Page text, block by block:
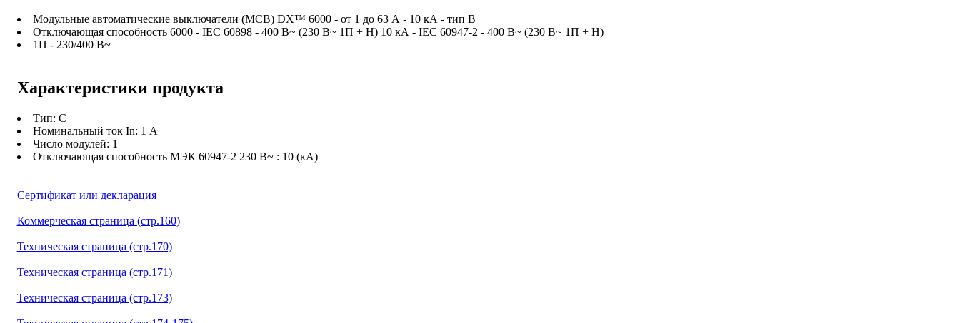
Модульные автоматические выключатели (MCB) DX™ 6000 - от 1 до 63 А - 10 кА - тип В
Отключающая способность 6000 - IEC 60898 - 400 В~ (230 В~ 1П + Н) 10 кА - IEC 60947-2 - 400 В~ (230 В~ 1П + Н)
1П - 230/400 В~
Характеристики продукта
Тип: C
Номинальный ток In: 1 А
Число модулей: 1
Отключающая способность МЭК 60947-2 230 В~ : 10 (кА)
Сертификат или декларация
Коммерческая страница (стр.160)
Техническая страница (стр.170)
Техническая страница (стр.171)
Техническая страница (стр.173)